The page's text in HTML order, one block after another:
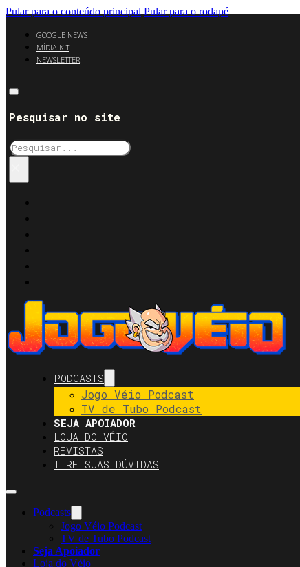
Pular para o conteúdo principal Pular para o rodapé
GOOGLE NEWS
MÍDIA KIT
NEWSLETTER
Pesquisar no site
Pesquisar
PODCASTS
Jogo Véio Podcast
TV de Tubo Podcast
SEJA APOIADOR
LOJA DO VÉIO
REVISTAS
TIRE SUAS DÚVIDAS
Podcasts
Jogo Véio Podcast
TV de Tubo Podcast
Seja Apoiador
Loja do Véio